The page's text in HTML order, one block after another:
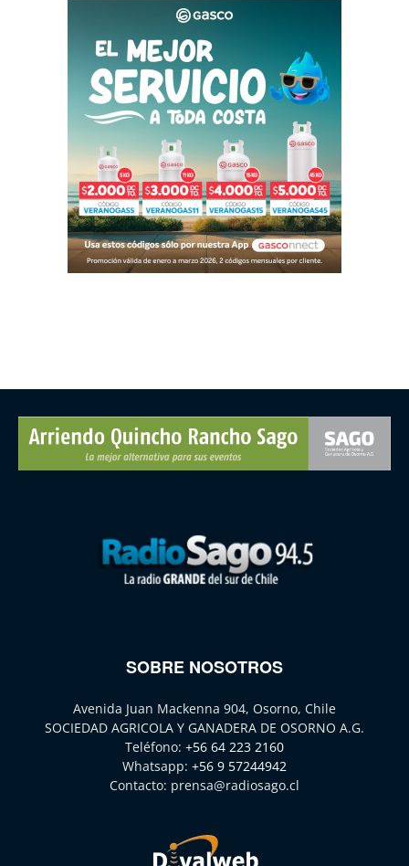
SOBRE NOSOTROS
Avenida Juan Mackenna 904, Osorno, Chile
SOCIEDAD AGRICOLA Y GANADERA DE OSORNO A.G.
Teléfono: +56 64 223 2160
Whatsapp: +56 9 57244942
Contacto: prensa@radiosago.cl